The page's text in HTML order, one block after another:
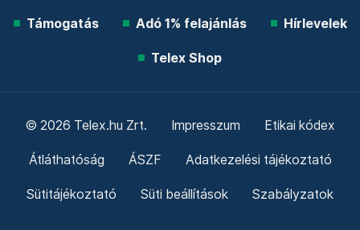
Támogatás Adó 1% felajánlás Hírlevelek
Telex Shop
© 2026 Telex.hu Zrt. Impresszum Etikai kódex
Átláthatóság ÁSZF Adatkezelési tájékoztató
Sütitájékoztató Süti beállítások Szabályzatok